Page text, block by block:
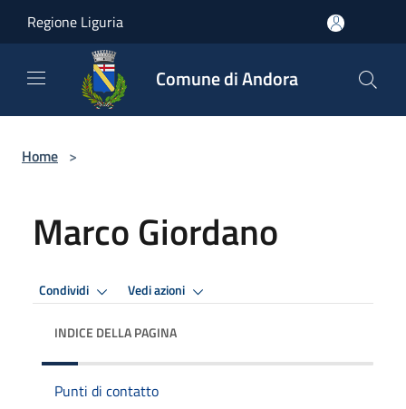
Regione Liguria
Comune di Andora
Home >
Marco Giordano
Condividi Vedi azioni
INDICE DELLA PAGINA
Punti di contatto